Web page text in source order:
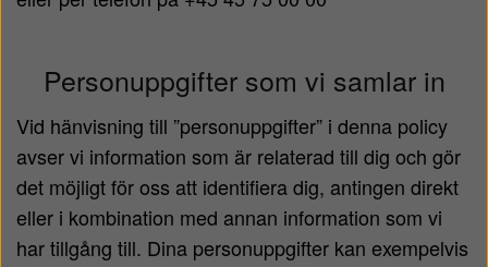
Personuppgifter som vi samlar in
Vid hänvisning till ”personuppgifter” i denna policy
avser vi information som är relaterad till dig och gör
det möjligt för oss att identifiera dig, antingen direkt
eller i kombination med annan information som vi
har tillgång till. Dina personuppgifter kan exempelvis